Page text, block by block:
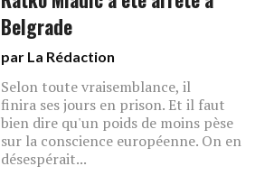
Belgrade
par La Rédaction
Selon toute vraisemblance, il
finira ses jours en prison. Et il faut
bien dire qu'un poids de moins pèse
sur la conscience européenne. On en
désespérait...